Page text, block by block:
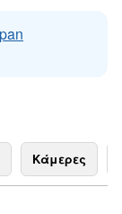
Κάμερες